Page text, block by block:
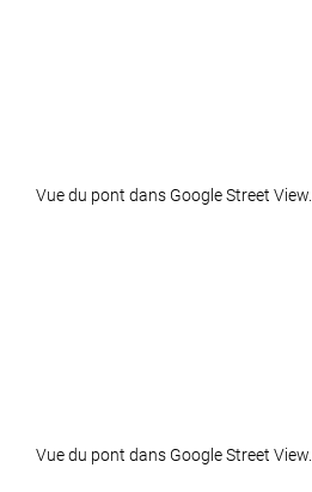
Vue du pont dans Google Street View.
Vue du pont dans Google Street View.